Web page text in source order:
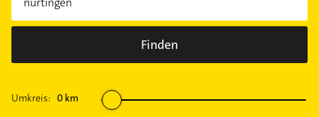
Finden
Umkreis: 0 km